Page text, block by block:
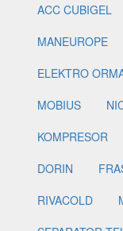
ACC CUBIGEL
MANEUROPE
ELEKTRO
MOBIUS
KOMPRESOR
DORIN
RIVACOLD